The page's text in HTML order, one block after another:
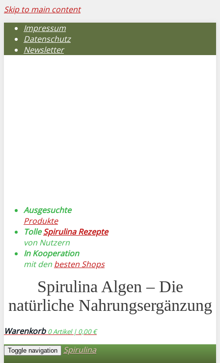
Skip to main content
Impressum
Datenschutz
Newsletter
Ausgesuchte
Produkte
TolleSpirulina Rezepte
von Nutzern
In Kooperation
mit den besten Shops
Spirulina Algen – Die
natürliche Nahrungsergänzung
Warenkorb 0Artikel | 0,00 €
Toggle navigation
Spirulina